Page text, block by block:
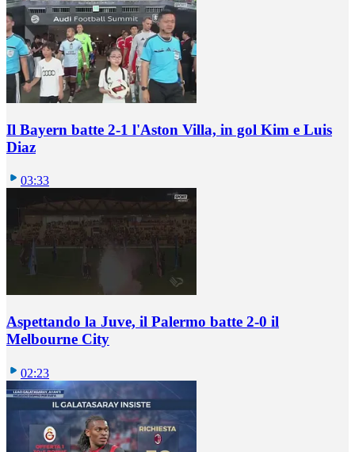
Il Bayern batte 2-1 l'Aston Villa, in gol Kim e Luis
Diaz
03:33
Aspettando la Juve, il Palermo batte 2-0 il
Melbourne City
02:23